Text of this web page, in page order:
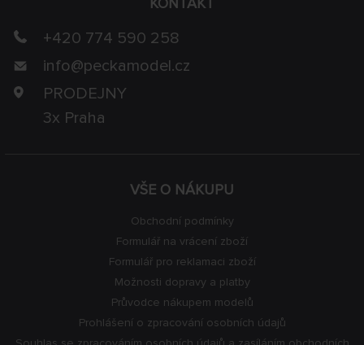
VŠE O NÁKUPU
Obchodní podmínky
Formulář na vrácení zboží
Formulář pro reklamaci zboží
Možnosti dopravy a platby
Průvodce nákupem modelů
Prohlášení o zpracování osobních údajů
+420 774 590 258
info@peckamodel.cz
PRODEJNY
3x Praha